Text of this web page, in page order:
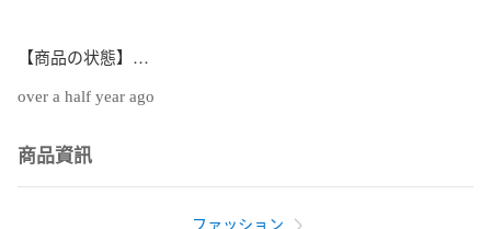
【商品の状態】
リューズ等に
目立つダメージ等無く、全体的に綺麗な状態です。
ガラスには気になるキズ、欠けなど無く、綺麗な状態です。
over a half year ago
商品資訊
ファッション